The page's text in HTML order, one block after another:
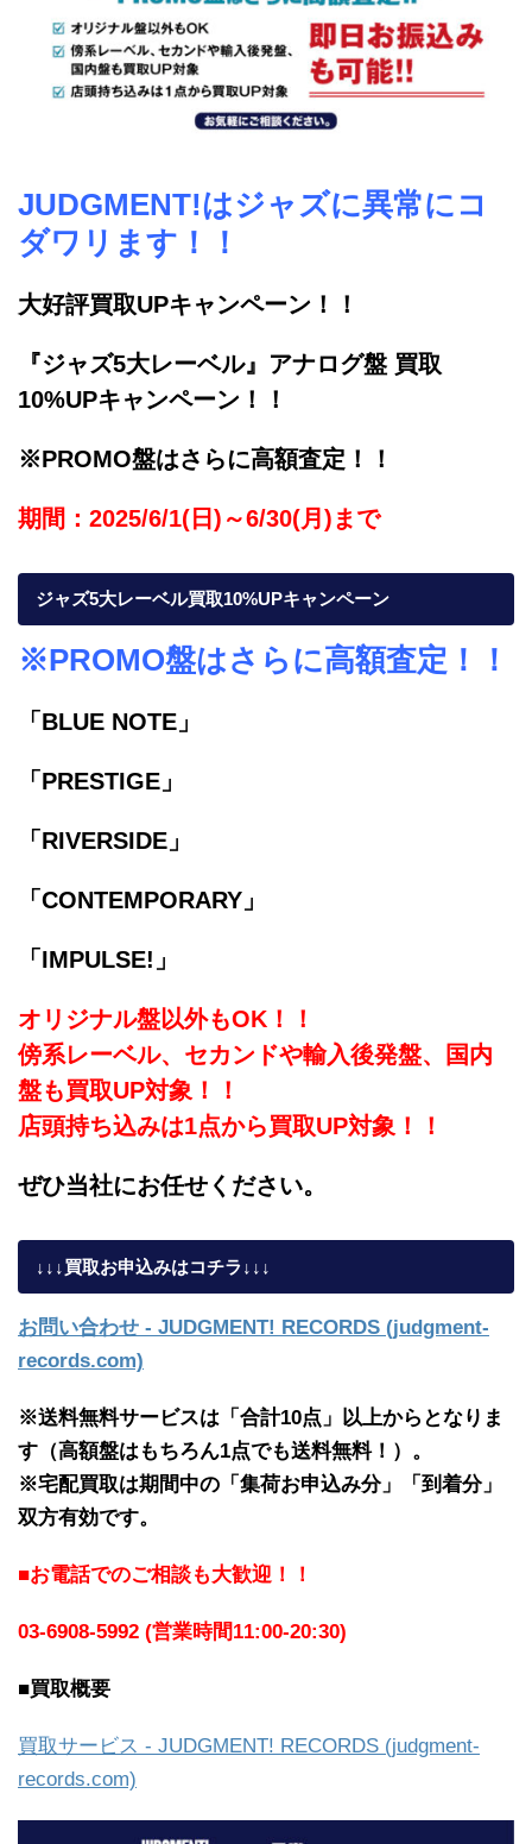
JUDGMENT!はジャズに異常にコ
ダワリます！！
大好評買取UPキャンペーン！！
『ジャズ5大レーベル』アナログ盤 買取
10%UPキャンペーン！！
※PROMO盤はさらに高額査定！！
期間：2025/6/1(日)～6/30(月)まで
ジャズ5大レーベル買取10%UPキャンペーン
※PROMO盤はさらに高額査定！！
「BLUE NOTE」
「PRESTIGE」
「RIVERSIDE」
「CONTEMPORARY」
「IMPULSE!」
オリジナル盤以外もOK！！
傍系レーベル、セカンドや輸入後発盤、国内
盤も買取UP対象！！
店頭持ち込みは1点から買取UP対象！！
ぜひ当社にお任せください。
↓↓↓買取お申込みはコチラ↓↓↓
お問い合わせ - JUDGMENT! RECORDS (judgment-
records.com)
※送料無料サービスは「合計10点」以上からとなりま
す（高額盤はもちろん1点でも送料無料！）。
※宅配買取は期間中の「集荷お申込み分」「到着分」
双方有効です。
■お電話でのご相談も大歓迎！！
03-6908-5992 (営業時間11:00-20:30)
■買取概要
買取サービス - JUDGMENT! RECORDS (judgment-
records.com)